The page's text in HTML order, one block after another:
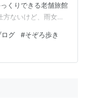
くりできる老舗旅館
ないけど、雨女健
来ます！と口コミ
グ #そぞろ歩き